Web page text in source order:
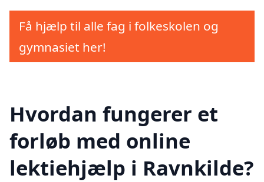
Få hjælp til alle fag i folkeskolen og
gymnasiet her!
Hvordan fungerer et
forløb med online
lektiehjælp i Ravnkilde?